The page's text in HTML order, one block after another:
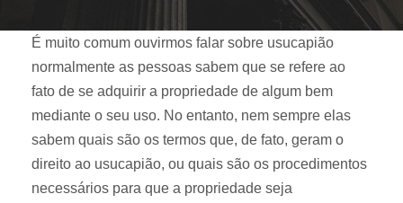
É muito comum ouvirmos falar sobre usucapião
normalmente as pessoas sabem que se refere ao
fato de se adquirir a propriedade de algum bem
mediante o seu uso. No entanto, nem sempre elas
sabem quais são os termos que, de fato, geram o
direito ao usucapião, ou quais são os procedimentos
necessários para que a propriedade seja